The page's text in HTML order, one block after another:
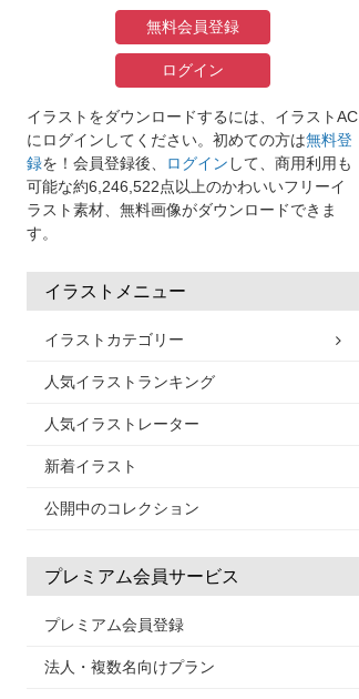
無料会員登録
ログイン
イラストをダウンロードするには、イラストAC
にログインしてください。初めての方は無料登
録を！会員登録後、 ログイン して、商用利用も
可能な約6,246,522点以上のかわいいフリーイ
ラスト素材、無料画像がダウンロードできま
す。
イラストメニュー
イラストカテゴリー
人気イラストランキング
人気イラストレーター
新着イラスト
公開中のコレクション
プレミアム会員サービス
プレミアム会員登録
法人・複数名向けプラン